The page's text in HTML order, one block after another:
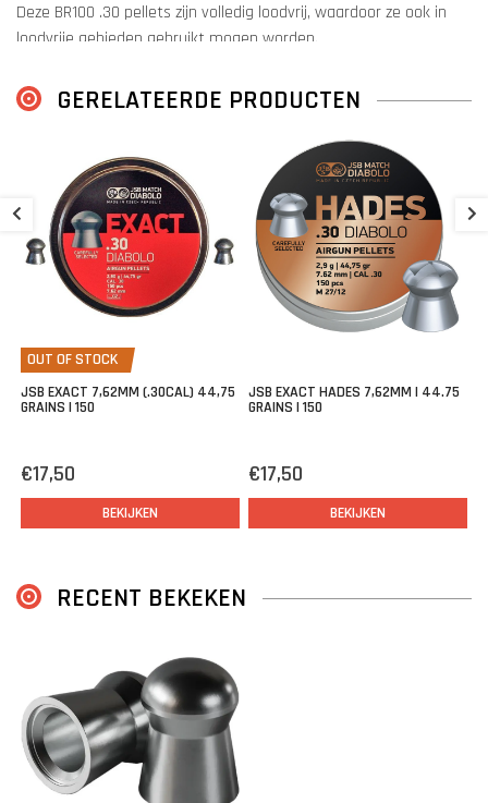
Deze BR100 .30 pellets zijn volledig loodvrij, waardoor ze ook in
loodvrije gebieden gebruikt mogen worden.
aerodynamische vorm, die op zijn beurt weer zorgt voor een
Hierdoor laten de ZAN Projectiles BR100 Lead Free 7.62 mm 37
grain luchtdrukkogeltjes zich uitzonderlijk recht verschieten, wat
hun zuiverheid absoluut ten goede komt.
GERELATEERDE PRODUCTEN
OUT OF STOCK
JSB EXACT 7,62MM (.30CAL) 44,75
GRAINS | 150
€17,50
BEKIJKEN
JSB EXACT HADES 7,62MM | 44.75
GRAINS | 150
€17,50
BEKIJKEN
RECENT BEKEKEN